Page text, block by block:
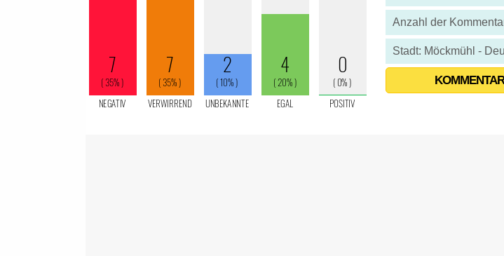
Anzahl der
Stadt: Möckmühl -